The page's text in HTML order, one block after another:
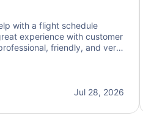
with a flight schedule
experience with customer
friendly, and very
informed of the next steps.
Jul 28, 2026